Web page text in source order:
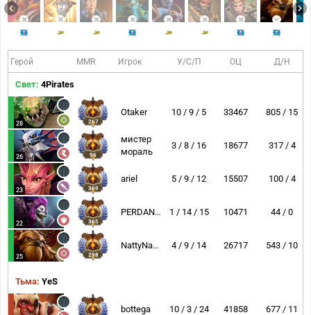
Герой MMR Игрок У/С/П ОЦ Д/Н
Свет: 4Pirates
28 267
Otaker 10 / 9 / 5 33467 805 / 15
26 96
мистер
мораль
3 / 8 / 16 18677 317 / 4
23 369
ariel 5 / 9 / 12 15507 100 / 4
22 365
PERDAN4IK 1 / 14 / 15 10471 44 / 0
25 298
NattyNarwhal 4 / 9 / 14 26717 543 / 10
Тьма: YeS
bottega 10 / 3 / 24 41858 677 / 11